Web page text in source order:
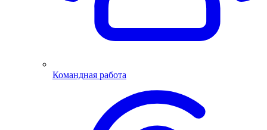
Командная работа